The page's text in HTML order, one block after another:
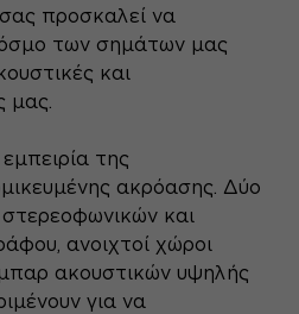
προσκαλεί να
των σημάτων μας
και
μας.
της
ακρόασης. Δύο
και
ανοιχτοί χώροι
ακουστικών υψηλής
για να